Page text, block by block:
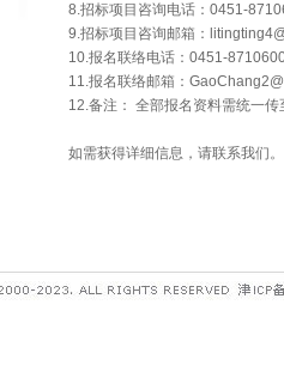
8.招标项目咨询电话：0451-
9.招标项目咨询邮箱：
10.报名联络电话：0451-
11.报名联络邮箱：
12.备注： 全部报名资料需统一
如需获得详细信息，请联系我们。